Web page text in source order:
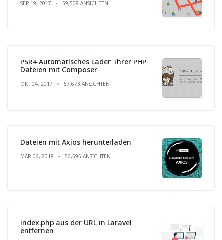
SEP 19, 2017 59,508 ANSICHTEN
PSR4 Automatisches Laden Ihrer PHP-
Dateien mit Composer
OKT 04, 2017 57,673 ANSICHTEN
Dateien mit Axios herunterladen
MÄR 06, 2018 56,595 ANSICHTEN
index.php aus der URL in Laravel
entfernen